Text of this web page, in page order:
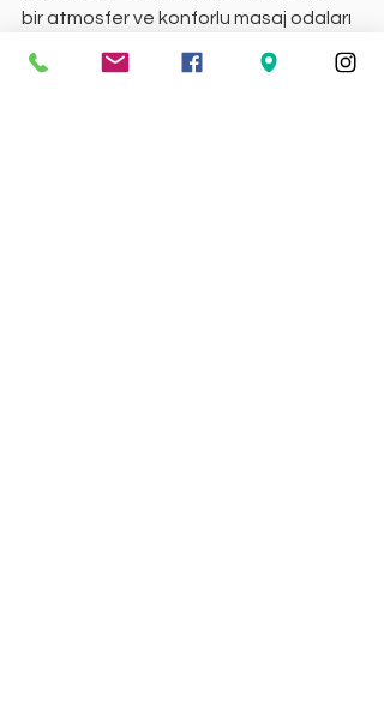
bir atmosfer ve konforlu masaj odaları
daha da özel hale getirmek için farklı